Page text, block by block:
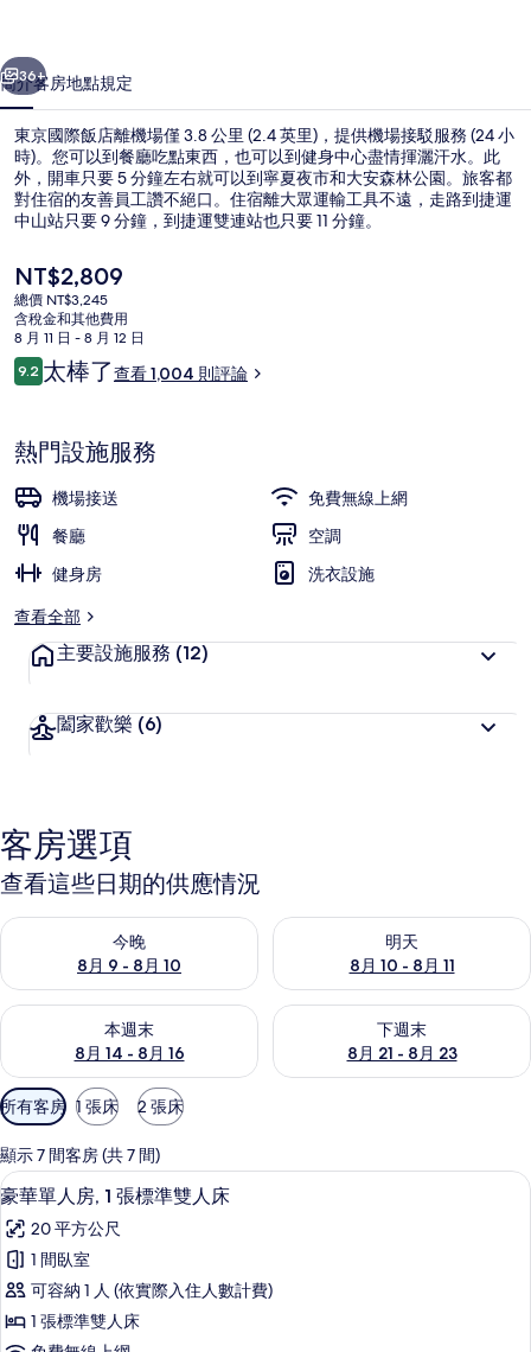
相
片
集
個 下一個
36+
簡介客房地點規定
東京國際飯店離機場僅 3.8 公里 (2.4 英里)，提供機場接駁服務 (24 小
時)。您可以到餐廳吃點東西，也可以到健身中心盡情揮灑汗水。此
外，開車只要 5 分鐘左右就可以到寧夏夜市和大安森林公園。旅客都
對住宿的友善員工讚不絕口。住宿離大眾運輸工具不遠，走路到捷運
中山站只要 9 分鐘，到捷運雙連站也只要 11 分鐘。
目
前
的
價
格
是
NT$2,809
總價 NT$3,245
含稅金和其他費用
8 月 11 日 - 8 月 12 日
評
論
9.29.2 分，滿分 10 分，
太棒了查看 1,004 則評論
熱門設施服務
機場接送
免費無線上網
餐廳
空調
健身房
洗衣設施
查看全部
主要設施服務 (12)
闔家歡樂 (6)
客房選項
查看這些日期的供應情況
今晚
8月 9 - 8月 10
查看今晚 (8月 9 - 8月 10) 的供應情況
明天
8月 10 - 8月 11
查看明天 (8月 10 - 8月 11) 的
本週末
8月 14 - 8月 16
查看本週末 (8月 14 - 8月 16) 的供應情況
下週末
8月 21 - 8月 23
查看下週末 (8月 21 - 8月 23)
可
用
的
客
房
篩
選
條
所有客房 1 張床 2 張床
顯示 7 間客房 (共 7 間)
顯
示
豪
華
單
人
高級寢具、羽絨被、迷你吧、客房內保
3
豪華單人房, 1 張標準雙人床
20 平方公尺
1 間臥室
可容納 1 人 (依實際入住人數計費)
1 張標準雙人床